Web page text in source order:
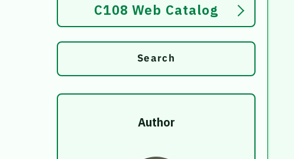
C108 Web Catalog
Search
Author